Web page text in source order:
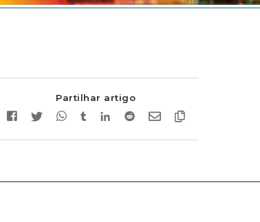
Partilhar artigo